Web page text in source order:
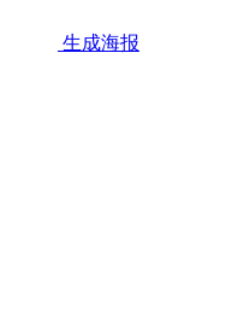
生成海报